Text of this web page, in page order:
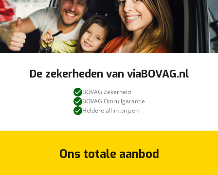
De zekerheden van viaBOVAG.nl
BOVAG Zekerheid
BOVAG Omruilgarantie
Heldere all-in prijzen
Ons totale aanbod